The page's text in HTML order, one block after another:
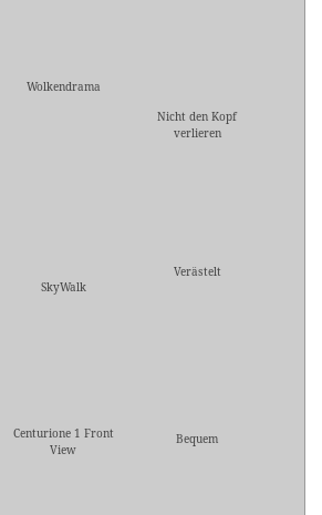
Wolkendrama
Nicht den Kopf
verlieren
SkyWalk
Verästelt
Centurione 1 Front
View
Bequem